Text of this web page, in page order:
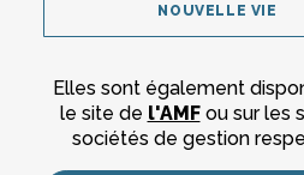
NOUVELLE VIE
Elles sont également
le site de l'AMFou sur les
sociétés de gestion